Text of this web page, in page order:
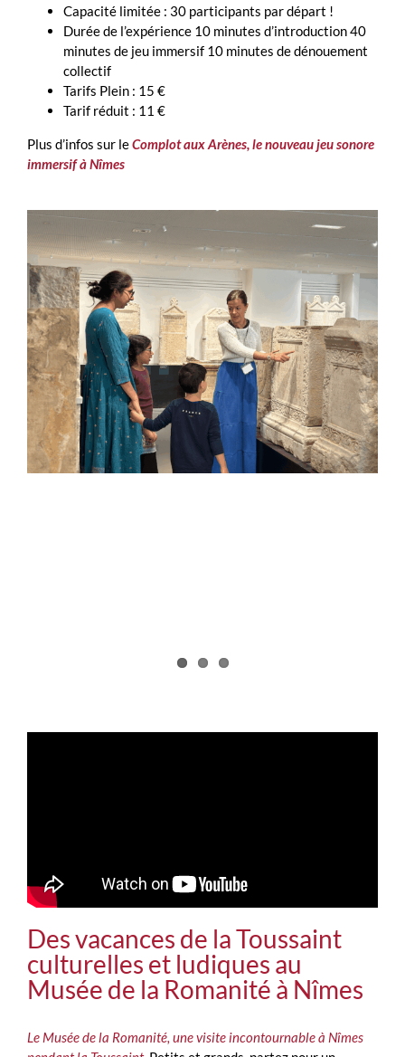
Capacité limitée : 30 participants par départ !
Durée de l’expérience 10 minutes d’introduction 40
minutes de jeu immersif 10 minutes de dénouement
collectif
Tarifs Plein : 15 €
Tarif réduit : 11 €
Plus d’infos sur leComplot aux Arènes, le nouveau jeu sonore
immersif à Nîmes
Des vacances de la Toussaint
culturelles et ludiques au
Musée de la Romanité à Nîmes
Le Musée de la Romanité, une visite incontournable à Nîmes